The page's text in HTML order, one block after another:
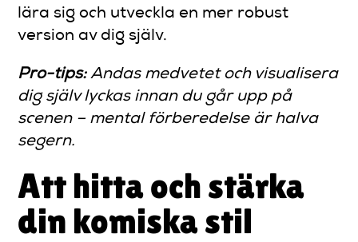
lära sig och utveckla en mer robust
version av dig själv.
Pro-tips: Andas medvetet och visualisera
dig själv lyckas innan du går upp på
scenen – mental förberedelse är halva
segern.
Att hitta och stärka
din komiska stil